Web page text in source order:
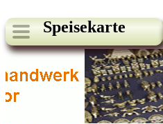
Speisekarte